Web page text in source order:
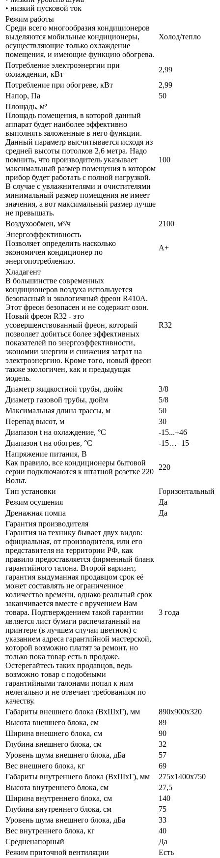
• низкий пусковой ток
Режим работы
Среди всего многообразия кондиционеров
выделяются мобильные кондиционеры,
осуществляющие только охлаждение
помещения, и имеющие функцию обогрева.
Холод/тепло
Потребление электроэнергии при
охлаждении, кВт
2,99
Потребление при обогреве, кВт
2,99
Напор, Па
50
Площадь, м²
Площадь помещения, в которой данный
аппарат будет наиболее эффективно
выполнять заложенные в него функции.
Данный параметр высчитывается исходя из
средней высоты потолков 2,6 метра. Надо
помнить, что производитель указывает
максимальный размер помещения в котором
прибор будет работать с полной нагрузкой.
В случае с увлажнителями и очистителями
минимальный размер помещения не имеет
значения, а вот максимальный размер лучше
не превышать.
100
Воздухообмен, м³/ч
2100
Энергоэффективность
Позволяет определить насколько
экономичен кондиционер по
энергопотреблению.
A+
Хладагент
В большинстве современных
кондиционеров воздуха используется
безопасный и экологичный фреон R410A.
Этот фреон безопасен и не содержит озон.
Новый фреон R32 - это
усовершенствованный фреон, который
позволяет добиться более эффективных
показателей по энергоэффективности,
экономии энергии и снижения затрат на
электроэнергию. Кроме того, новый фреон
также экологичен, как и предыдущая
модель.
R32
Диаметр жидкостной трубы, дюйм
3/8
Диаметр газовой трубы, дюйм
5/8
Максимальная длина трассы, м
50
Перепад высот, м
30
Диапазон t на охлаждение, °С
-15...+46
Диапазон t на обогрев, °С
-15…+15
Напряжение питания, В
Как правило, все кондиционеры бытовой
серии подключаются к штатной розетке 220
Вольт.
220
Тип установки
Горизонтальный
Режим осушения
Да
Дренажная помпа
Да
Гарантия производителя
Гарантия на технику бывает двух видов:
официальная, от производителя, или его
представителя на территории РФ, как
правило предоставляется фирменный бланк
гарантийного талона. Второй вариант,
гарантия выдуманная продавцом срок её
может составлять не ограниченное
количество времени, однако реальный срок
заканчивается вместе с вручением Вам
товара. Подтверждением такой гарантии
является лист бумаги распечатанный на
принтере (в лучшем случаи цветном) с
указанием адреса гарантийной мастерской,
которой возможно платят за ремонт, но
только пока товар есть в продаже.
Остерегайтесь таких продавцов, ведь
возможно товар с подобными
гарантийными талонами попал к ним
нелегально и не отвечает требованиям по
качеству.
3 года
Габариты внешнего блока (ВхШхГ), мм
890x900x320
Высота внешнего блока, см
89
Ширина внешнего блока, см
90
Глубина внешнего блока, см
32
Уровень шума внешнего блока, дБа
57
Вес внешнего блока, кг
69
Габариты внутреннего блока (ВхШхГ), мм
275x1400x750
Высота внутреннего блока, см
27,5
Ширина внутреннего блока, см
140
Глубина внутреннего блока, см
75
Уровень шума внешнего блока, дБа
33
Вес внутреннего блока, кг
40
Средненапорный
Да
Режим приточной вентиляции
Есть